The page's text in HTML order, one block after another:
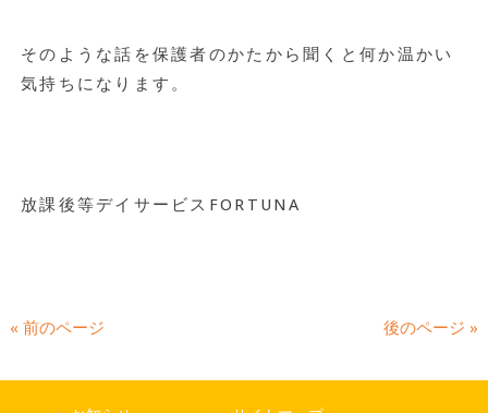
そのような話を保護者のかたから聞くと何か温かい
気持ちになります。
放課後等デイサービスFORTUNA
« 前のページ 後のページ »